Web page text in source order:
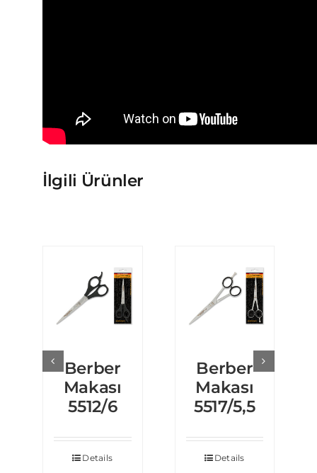
İlgili Ürünler
Berber
Makası
5512/6
Details
Berber
Makası
5517/5,5
Details